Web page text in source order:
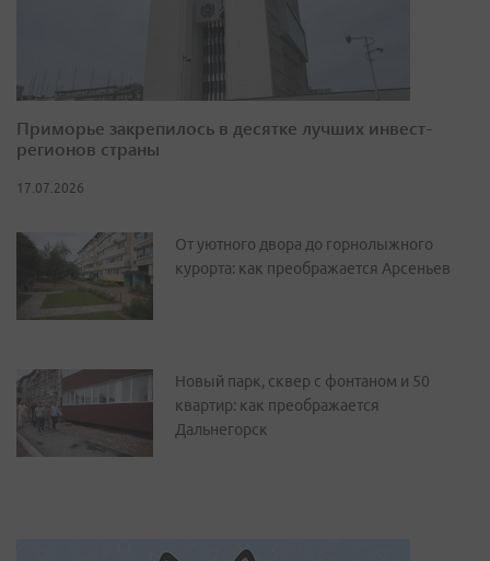
Приморье закрепилось в десятке лучших инвест-
регионов страны
17.07.2026
От уютного двора до горнолыжного
курорта: как преображается Арсеньев
Новый парк, сквер с фонтаном и 50
квартир: как преображается
Дальнегорск